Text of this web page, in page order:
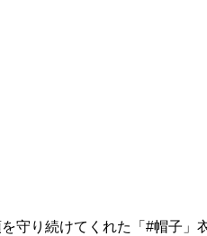
り続けてくれた「#帽子」